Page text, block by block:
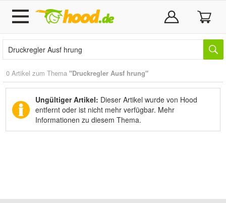
0 Artikel zum Thema "Druckregler Ausf hrung"
Ungültiger Artikel: Dieser Artikel wurde von Hood
entfernt oder ist nicht mehr verfügbar. Mehr
Informationen zu diesem Thema.